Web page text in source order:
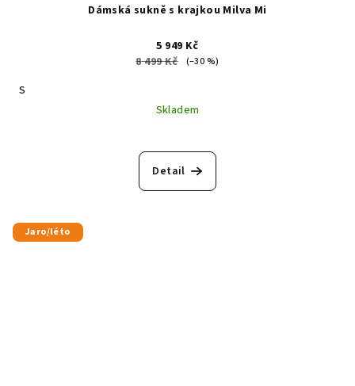
Dámská sukně s krajkou Milva Mi
5 949 Kč
8 499 Kč
(–30 %)
S
Skladem
Detail
Jaro/léto